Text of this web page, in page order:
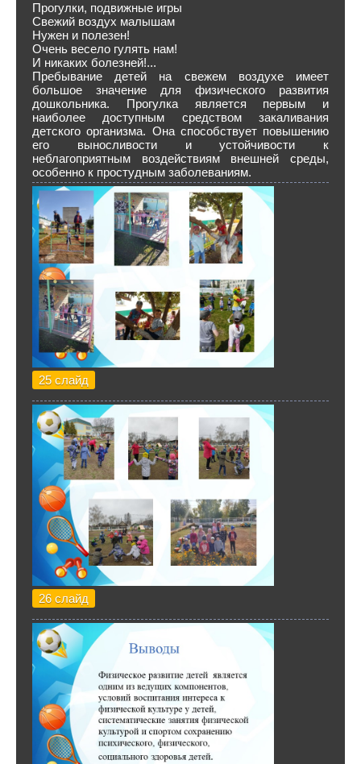
Прогулки, подвижные игры
Свежий воздух малышам
Нужен и полезен!
Очень весело гулять нам!
И никаких болезней!...
Пребывание детей на свежем воздухе имеет
большое значение для физического развития
дошкольника. Прогулка является первым и
наиболее доступным средством закаливания
детского организма. Она способствует повышению
его выносливости и устойчивости к
неблагоприятным воздействиям внешней среды,
особенно к простудным заболеваниям.
25 слайд
26 слайд